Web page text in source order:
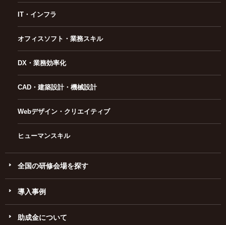
IT・インフラ
オフィスソフト・業務スキル
DX・業務効率化
CAD・建築設計・機械設計
Webデザイン・クリエイティブ
ヒューマンスキル
全国の研修会場を探す
導入事例
助成金について